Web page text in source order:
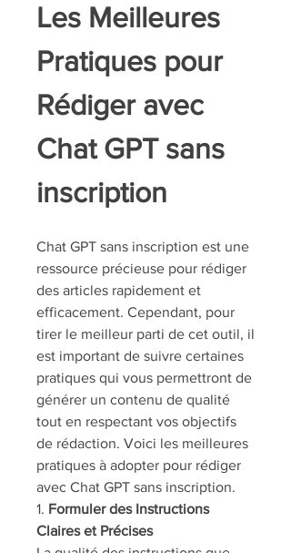
Les Meilleures
Pratiques pour
Rédiger avec
Chat GPT sans
inscription
Chat GPT sans inscription est une
ressource précieuse pour rédiger
des articles rapidement et
efficacement. Cependant, pour
tirer le meilleur parti de cet outil, il
est important de suivre certaines
pratiques qui vous permettront de
générer un contenu de qualité
tout en respectant vos objectifs
de rédaction. Voici les meilleures
pratiques à adopter pour rédiger
avec Chat GPT sans inscription.
1. Formuler des Instructions
Claires et Précises